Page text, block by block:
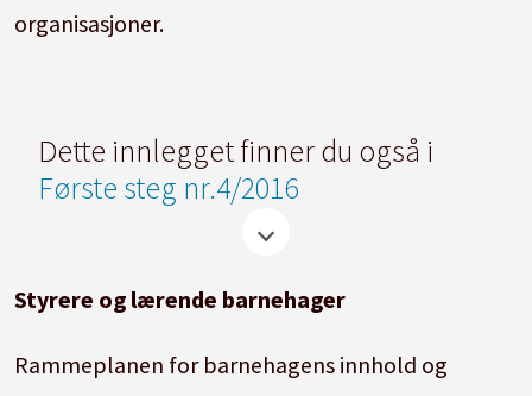
organisasjoner.
Dette innlegget finner du også i
Første steg nr.4/2016
Styrere og lærende barnehager
Rammeplanen for barnehagens innhold og